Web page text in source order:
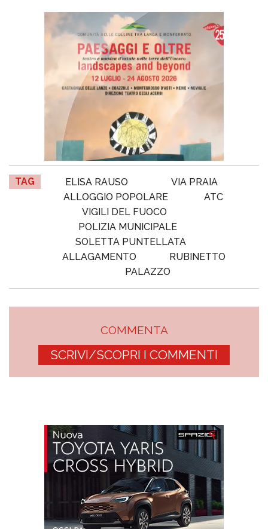
TAG ELISA RAUSO
VIA PRAIA
ALLOGGIO POPOLARE
ATC
VIGILI DEL FUOCO
POLIZIA MUNICIPALE
SOLETTA PUNTELLATA
ALLAGAMENTO
RUBINETTO
PALAZZO
COMMENTA
SCRIVI/SCOPRI I COMMENTI